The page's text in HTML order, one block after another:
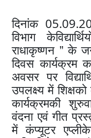
दिनांक
विभाग
राधाकृष्णन ” के
दिवस कार्यक्रम
अवसर पर
उपलक्ष्य में
कार्यक्रमकी
वंदना एवं गीत
में कंप्यूटर